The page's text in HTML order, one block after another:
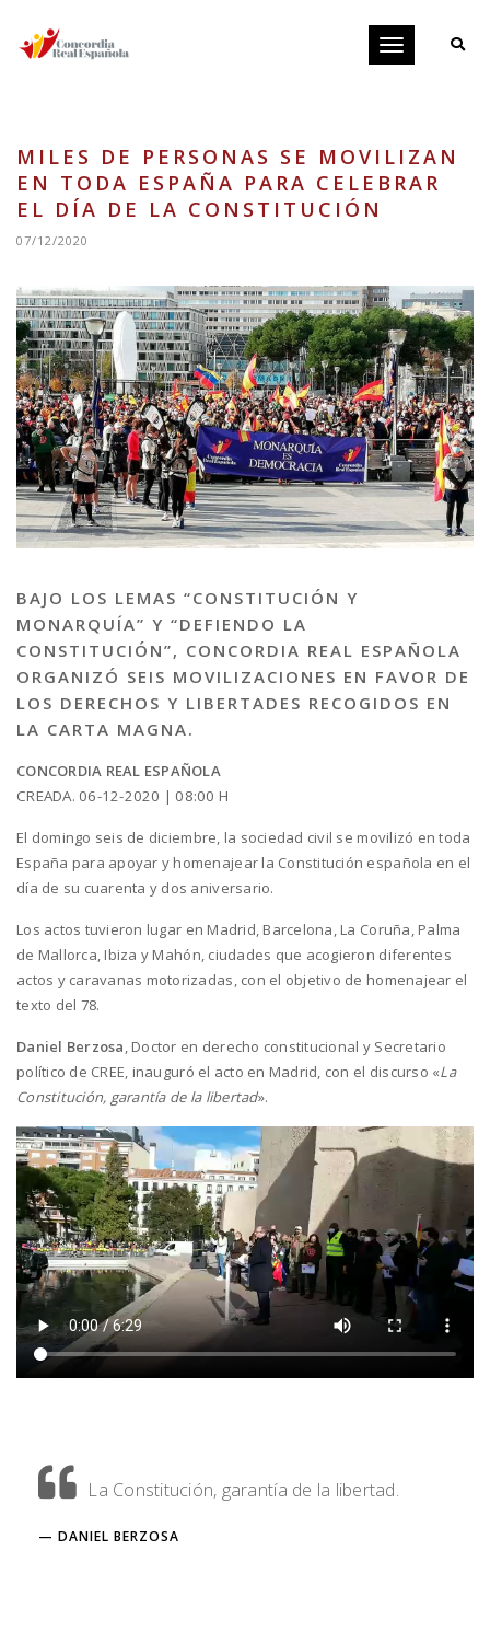
Toggle
MILES DE PERSONAS SE MOVILIZAN
EN TODA ESPAÑA PARA CELEBRAR
EL DÍA DE LA CONSTITUCIÓN
07/12/2020
BAJO LOS LEMAS “CONSTITUCIÓN Y
MONARQUÍA” Y “DEFIENDO LA
CONSTITUCIÓN”, CONCORDIA REAL ESPAÑOLA
ORGANIZÓ SEIS MOVILIZACIONES EN FAVOR DE
LOS DERECHOS Y LIBERTADES RECOGIDOS EN
LA CARTA MAGNA.
CONCORDIA REAL ESPAÑOLA
CREADA. 06-12-2020 | 08:00 H
El domingo seis de diciembre, la sociedad civil se movilizó en toda
España para apoyar y homenajear la Constitución española en el
día de su cuarenta y dos aniversario.
Los actos tuvieron lugar en Madrid, Barcelona, La Coruña, Palma
de Mallorca, Ibiza y Mahón, ciudades que acogieron diferentes
actos y caravanas motorizadas, con el objetivo de homenajear el
texto del 78.
Daniel Berzosa, Doctor en derecho constitucional y Secretario
político de CREE, inauguró el acto en Madrid, con el discurso «La
Constitución, garantía de la libertad».
La Constitución, garantía de la libertad.
DANIEL BERZOSA